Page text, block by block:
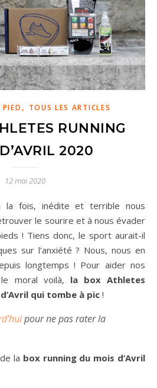
, TOUS LES ARTICLES
RUNNING
2020
12 mai 2020
le sourire et à nous évader
! Tiens donc, le sport aurait-il
sur l’anxiété ? Nous, nous en
longtemps ! Pour aider nos
moral voilà, la box Athletes
qui tombe à pic !
pour ne pas rater la
la box running du mois d’Avril